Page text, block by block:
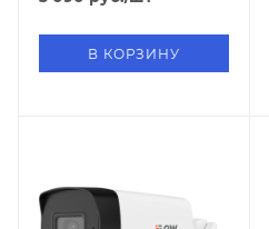
В КОРЗИНУ